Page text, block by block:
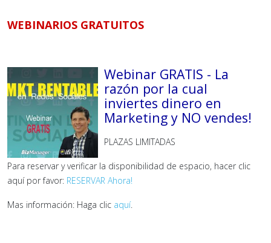
WEBINARIOS GRATUITOS
Webinar GRATIS - La
razón por la cual
inviertes dinero en
Marketing y NO vendes!
PLAZAS LIMITADAS
Para reservar y verificar la disponibilidad de espacio, hacer clic
aquí por favor: RESERVAR Ahora!
Mas información: Haga clic aquí.